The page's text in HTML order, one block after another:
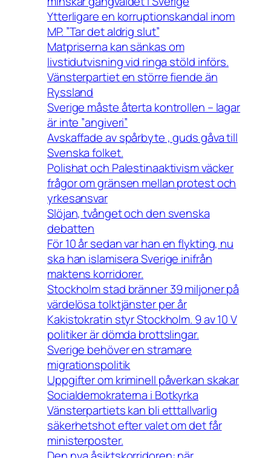
Ytterligare en korruptionskandal inom
MP. ”Tar det aldrig slut”
Matpriserna kan sänkas om
livstidutvisning vid ringa stöld införs.
Vänsterpartiet en större fiende än
Ryssland
Sverige måste återta kontrollen – lagar
är inte ”angiveri”
Avskaffade av spårbyte , guds gåva till
Svenska folket.
Polishat och Palestinaaktivism väcker
frågor om gränsen mellan protest och
yrkesansvar
Slöjan, tvånget och den svenska
debatten
För 10 år sedan var han en flykting, nu
ska han islamisera Sverige inifrån
maktens korridorer.
Stockholm stad bränner 39 miljoner på
värdelösa tolktjänster per år
Kakistokratin styr Stockholm. 9 av 10 V
politiker är dömda brottslingar.
Sverige behöver en stramare
migrationspolitik
Uppgifter om kriminell påverkan skakar
Socialdemokraterna i Botkyrka
Vänsterpartiets kan bli etttallvarlig
säkerhetshot efter valet om det får
ministerposter.